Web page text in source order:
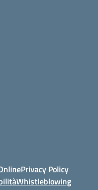
Privacy Policy
Whistleblowing